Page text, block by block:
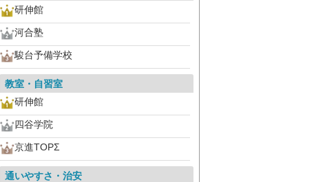
研伸館
河合塾
駿台予備学校
教室・自習室
研伸館
四谷学院
京進TOPΣ
通いやすさ・治安